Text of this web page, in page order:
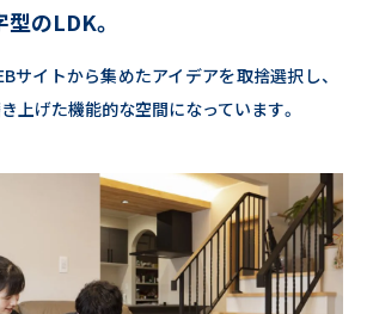
のLDK。
サイトから集めたアイデアを取捨選択し、
上げた機能的な空間になっています。